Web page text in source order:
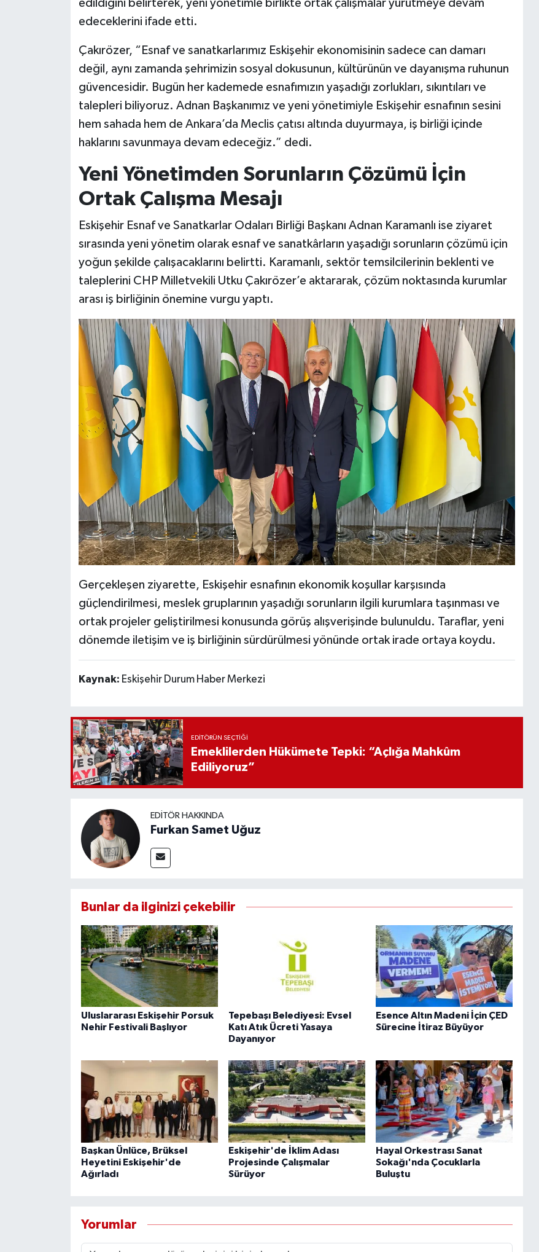
edildiğini belirterek, yeni yönetimle birlikte ortak çalışmalar yürütmeye devam
edeceklerini ifade etti.
Çakırözer, “Esnaf ve sanatkarlarımız Eskişehir ekonomisinin sadece can damarı
değil, aynı zamanda şehrimizin sosyal dokusunun, kültürünün ve dayanışma ruhunun
güvencesidir. Bugün her kademede esnafımızın yaşadığı zorlukları, sıkıntıları ve
talepleri biliyoruz. Adnan Başkanımız ve yeni yönetimiyle Eskişehir esnafının sesini
hem sahada hem de Ankara’da Meclis çatısı altında duyurmaya, iş birliği içinde
haklarını savunmaya devam edeceğiz.” dedi.
Yeni Yönetimden Sorunların Çözümü İçin
Ortak Çalışma Mesajı
Eskişehir Esnaf ve Sanatkarlar Odaları Birliği Başkanı Adnan Karamanlı ise ziyaret
sırasında yeni yönetim olarak esnaf ve sanatkârların yaşadığı sorunların çözümü için
yoğun şekilde çalışacaklarını belirtti. Karamanlı, sektör temsilcilerinin beklenti ve
taleplerini CHP Milletvekili Utku Çakırözer’e aktararak, çözüm noktasında kurumlar
arası iş birliğinin önemine vurgu yaptı.
Gerçekleşen ziyarette, Eskişehir esnafının ekonomik koşullar karşısında
güçlendirilmesi, meslek gruplarının yaşadığı sorunların ilgili kurumlara taşınması ve
ortak projeler geliştirilmesi konusunda görüş alışverişinde bulunuldu. Taraflar, yeni
dönemde iletişim ve iş birliğinin sürdürülmesi yönünde ortak irade ortaya koydu.
Kaynak: Eskişehir Durum Haber Merkezi
EDITÖRÜN SEÇTIĞI
Emeklilerden Hükümete Tepki: “Açlığa Mahkûm
Ediliyoruz”
EDITÖR HAKKINDA
Furkan Samet Uğuz
Bunlar da ilginizi çekebilir
Uluslararası Eskişehir Porsuk
Nehir Festivali Başlıyor
Tepebaşı Belediyesi: Evsel
Katı Atık Ücreti Yasaya
Dayanıyor
Esence Altın Madeni İçin ÇED
Sürecine İtiraz Büyüyor
Başkan Ünlüce, Brüksel
Heyetini Eskişehir'de
Ağırladı
Eskişehir'de İklim Adası
Projesinde Çalışmalar
Sürüyor
Hayal Orkestrası Sanat
Sokağı'nda Çocuklarla
Buluştu
Yorumlar